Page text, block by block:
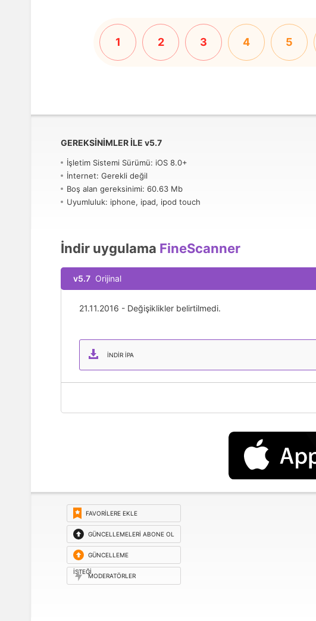
1 2 3 4 5
GEREKSINIMLER ILE v5.7
İşletim Sistemi Sürümü: iOS 8.0+
İnternet: Gerekli değil
Boş alan gereksinimi: 60.63 Mb
Uyumluluk: iphone, ipad, ipod touch
İndir uygulama FineScanner
v5.7 Orijinal
21.11.2016 - Değişiklikler belirtilmedi.
İNDIR IPA
FAVORILERE EKLE
GÜNCELLEMELERI ABONE OL
GÜNCELLEME
ISTEĞI
MODERATÖRLER